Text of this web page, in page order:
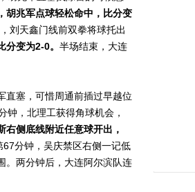
胡兆军点球轻松命中，比分变
刘天鑫门线前双拳将球托出
变为2-0。 半场结束，大连
塞，可惜周通前插过早越位
，北理工获得角球机会，
右侧底线附近任意球开出，
67分钟，吴庆禁区右侧一记低
。两分钟后，大连阿尔滨队连